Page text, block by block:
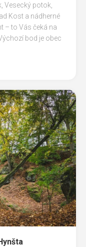
Vesecký potok,
Kost a nádherné
– to Vás čeká na
bod je obec